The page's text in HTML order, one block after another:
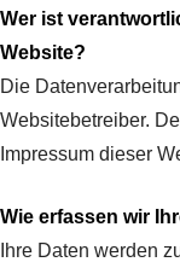
Wer ist
Website?
Die
Websitebetreiber.
Impressum dieser
Wie erfassen wir
Ihre Daten werden